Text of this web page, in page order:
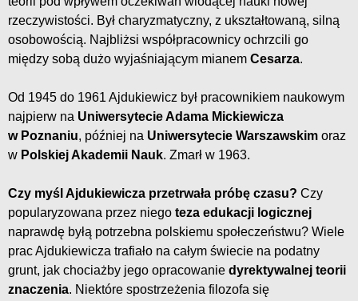
rzeczywistości. Był charyzmatyczny, z ukształtowaną, silną
osobowością. Najbliżsi współpracownicy ochrzcili go
między sobą dużo wyjaśniającym mianem Cesarza.
Od 1945 do 1961 Ajdukiewicz był pracownikiem naukowym
najpierw na Uniwersytecie Adama Mickiewicza
w Poznaniu, później na Uniwersytecie Warszawskim oraz
w Polskiej Akademii Nauk. Zmarł w 1963.
Czy myśl Ajdukiewicza przetrwała próbę czasu? Czy
popularyzowana przez niego teza edukacji logicznej
naprawdę byłą potrzebna polskiemu społeczeństwu? Wiele
prac Ajdukiewicza trafiało na całym świecie na podatny
grunt, jak chociażby jego opracowanie dyrektywalnej teorii
znaczenia. Niektóre spostrzeżenia filozofa się